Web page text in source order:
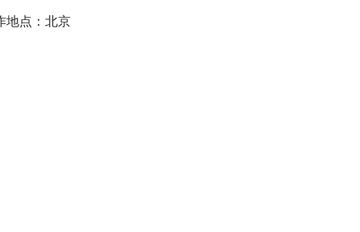
地点：北京